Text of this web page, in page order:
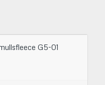
G5-01